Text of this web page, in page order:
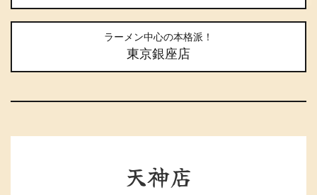
ラーメン中心の本格派！
東京銀座店
天神店